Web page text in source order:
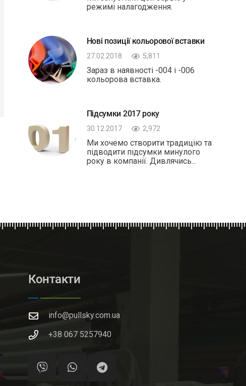
режимі налагодження.
Нові позиції кольорової вставки
27.02.2018 5,811
Зараз в наявності -004 і -006
кольорова вставка.
Підсумки 2017 року
30.12.2017 2,972
Ми хочемо створити традицію та
підводити підсумки минулого
року в компанії. Дивлячись...
Контакти
info@pullsky.com.ua
+38 067 5257940